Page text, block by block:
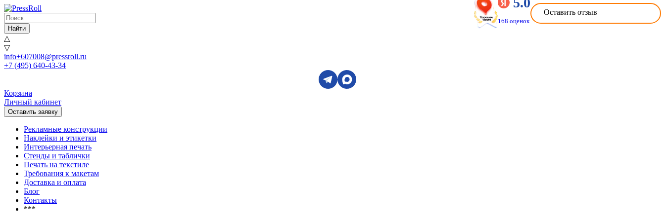
Найти
△
▽
info+607008@pressroll.ru
+7 (495) 640-43-34
Корзина
Личный кабинет
Оставить заявку
Рекламные конструкции
Наклейки и этикетки
Интерьерная печать
Стенды и таблички
Печать на текстиле
Требования к макетам
Доставка и оплата
Блог
Контакты
***
168 оценок
Оставить отзыв